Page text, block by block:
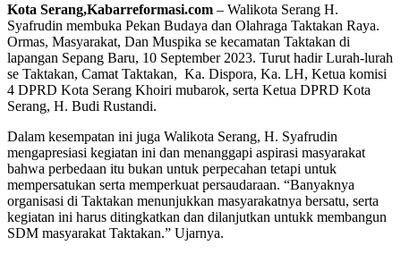
Kota Serang,Kabarreformasi.com – Walikota Serang H.
Syafrudin membuka Pekan Budaya dan Olahraga Taktakan Raya.
Ormas, Masyarakat, Dan Muspika se kecamatan Taktakan di
lapangan Sepang Baru, 10 September 2023. Turut hadir Lurah-lurah
se Taktakan, Camat Taktakan, Ka. Dispora, Ka. LH, Ketua komisi
4 DPRD Kota Serang Khoiri mubarok, serta Ketua DPRD Kota
Serang, H. Budi Rustandi.
Dalam kesempatan ini juga Walikota Serang, H. Syafrudin
mengapresiasi kegiatan ini dan menanggapi aspirasi masyarakat
bahwa perbedaan itu bukan untuk perpecahan tetapi untuk
mempersatukan serta memperkuat persaudaraan. “Banyaknya
organisasi di Taktakan menunjukkan masyarakatnya bersatu, serta
kegiatan ini harus ditingkatkan dan dilanjutkan untukk membangun
SDM masyarakat Taktakan.” Ujarnya.